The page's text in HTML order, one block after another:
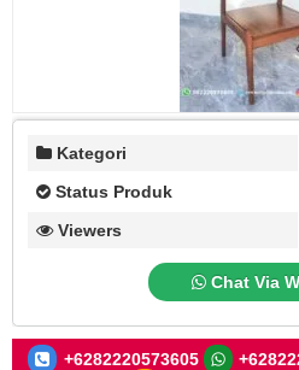
Kategori
Status Produk
Viewers
Chat Via
+6282220573605